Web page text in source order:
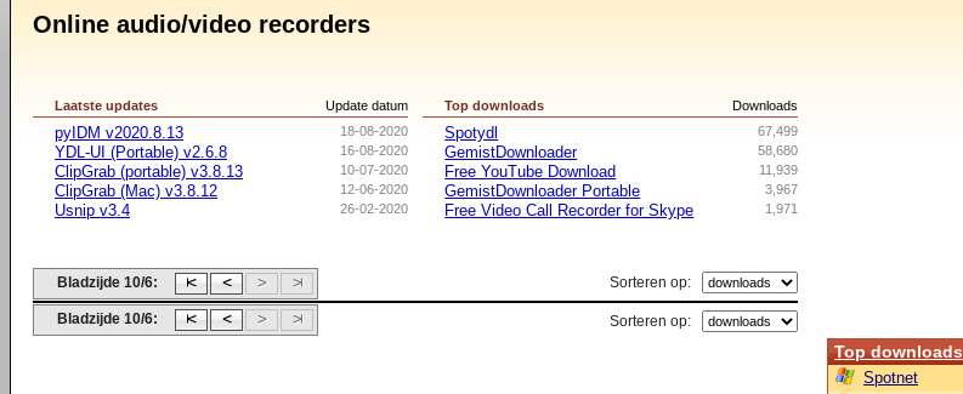
Online audio/video recorders
Update datum
Laatste updates
18-08-2020
pyIDM v2020.8.13
16-08-2020
YDL-UI (Portable) v2.6.8
10-07-2020
ClipGrab (portable) v3.8.13
12-06-2020
ClipGrab (Mac) v3.8.12
26-02-2020
Usnip v3.4
Downloads
Top downloads
67,499
Spotydl
58,680
GemistDownloader
11,939
Free YouTube Download
3,967
GemistDownloader Portable
1,971
Free Video Call Recorder for Skype
Bladzijde 10/6: Sorteren op:
Bladzijde 10/6: Sorteren op:
Top downloads
Spotnet